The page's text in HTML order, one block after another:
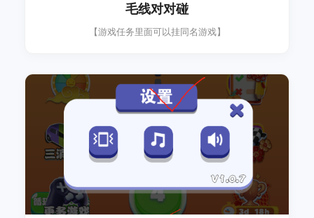
毛线对对碰
【游戏任务里面可以挂同名游戏】